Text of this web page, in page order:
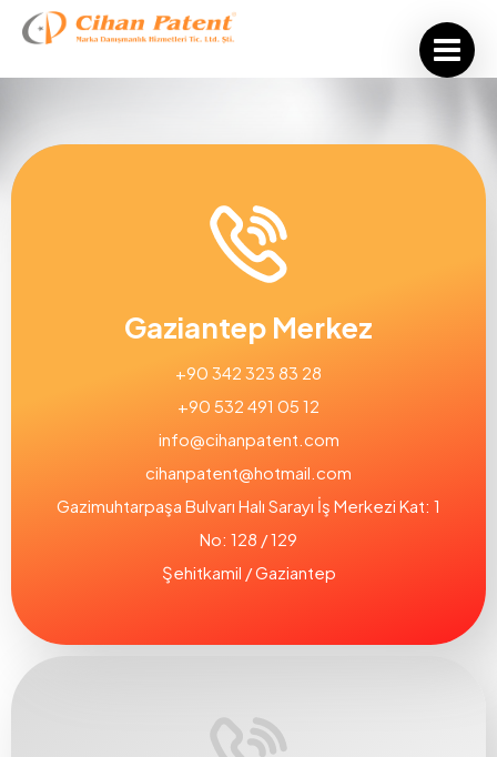
Gaziantep Merkez
+90 342 323 83 28
+90 532 491 05 12
info@cihanpatent.com
cihanpatent@hotmail.com
Gazimuhtarpaşa Bulvarı Halı Sarayı İş Merkezi Kat: 1
No: 128 / 129
Şehitkamil / Gaziantep